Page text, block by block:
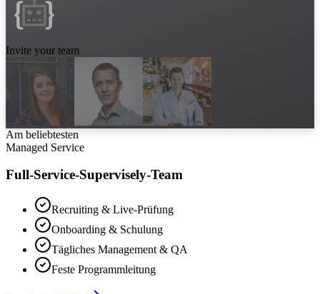
Invite your team
Am beliebtesten
Managed Service
Full-Service-Supervisely-Team
Recruiting & Live-Prüfung
Onboarding & Schulung
Tägliches Management & QA
Feste Programmleitung